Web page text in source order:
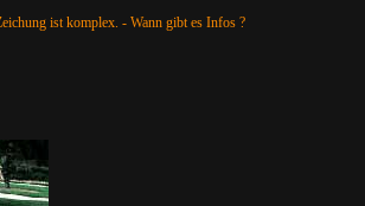
ist komplex. - Wann gibt es Infos ?